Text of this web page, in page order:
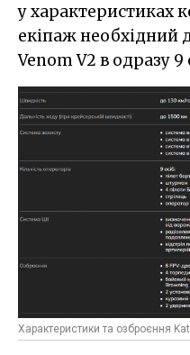
у характеристиках
екіпаж необхідний
Venom V2 в одразу 9
Характеристики та озброєння